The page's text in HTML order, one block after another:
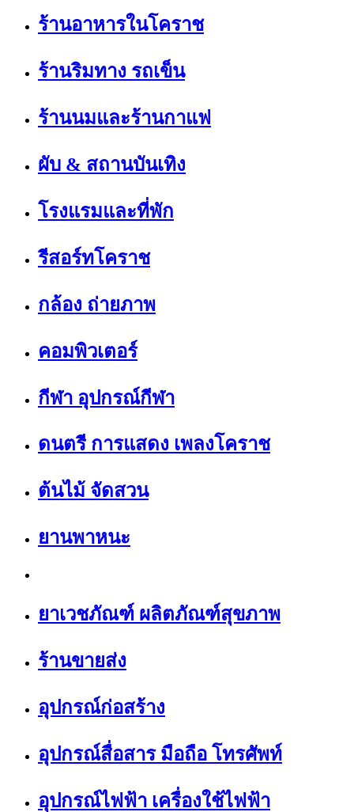
ร้านอาหารในโคราช
ร้านริมทาง รถเข็น
ร้านนมและร้านกาแฟ
ผับ & สถานบันเทิง
โรงแรมและที่พัก
รีสอร์ทโคราช
กล้อง ถ่ายภาพ
คอมพิวเตอร์
กีฬา อุปกรณ์กีฬา
ดนตรี การแสดง เพลงโคราช
ต้นไม้ จัดสวน
ยานพาหนะ
ยาเวชภัณฑ์ ผลิตภัณฑ์สุขภาพ
ร้านขายส่ง
อุปกรณ์ก่อสร้าง
อุปกรณ์สื่อสาร มือถือ โทรศัพท์
อุปกรณ์ไฟฟ้า เครื่องใช้ไฟฟ้า